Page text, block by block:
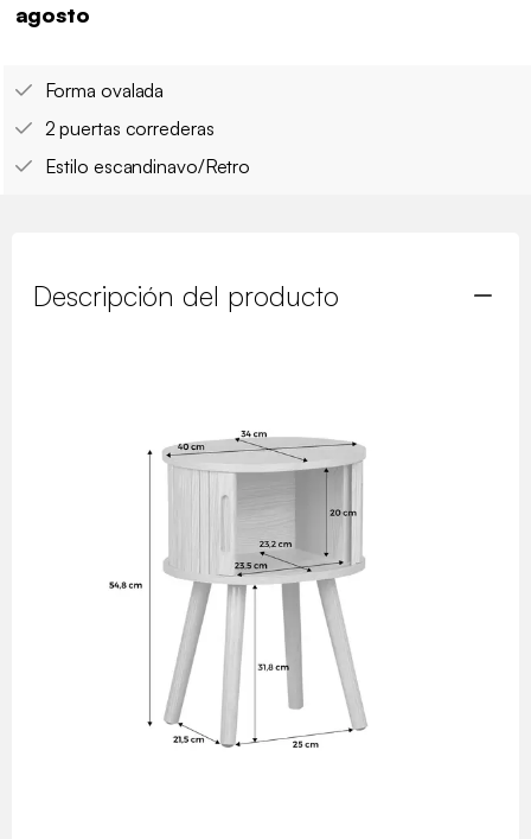
agosto
Forma ovalada
2 puertas correderas
Estilo escandinavo/Retro
Descripción del producto